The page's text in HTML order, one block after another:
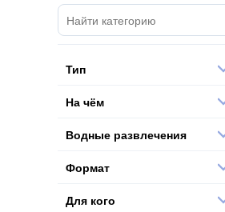
Тип
На чём
Водные развлечения
Формат
Для кого